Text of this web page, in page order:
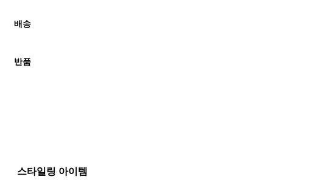
배송
고객님의 위치에 따라 일반 배송과 익스프레스 배송을 제공합니다.
반품
반품 정책에 대한 자세한 내용은
스타일링 아이템